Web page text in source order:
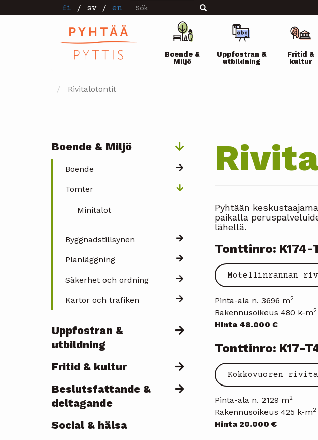
till
fi / sv / en Sök Sök
Päävalikko
Boende &
Miljö
Uppfostran &
utbildning
Fritid &
kultur
Rivitalotontit
Päävalikko
Boende & Miljö
Boende
Tomter
Minitalot
Byggnadstillsynen
Planläggning
Säkerhet och ordning
Kartor och trafiken
Uppfostran &
utbildning
Fritid & kultur
Beslutsfattande &
deltagande
Social & hälsa
Pyhtään
paikalla
lähellä.
Tonttinro: K174-
Motellinrannan
Pinta-ala n. 3696 m2
Rakennusoikeus 480 k-m2
Hinta 48.000 €
Tonttinro: K17-
Kokkovuoren
Pinta-ala n. 2129 m2
Rakennusoikeus 425 k-m2
Hinta 20.000 €